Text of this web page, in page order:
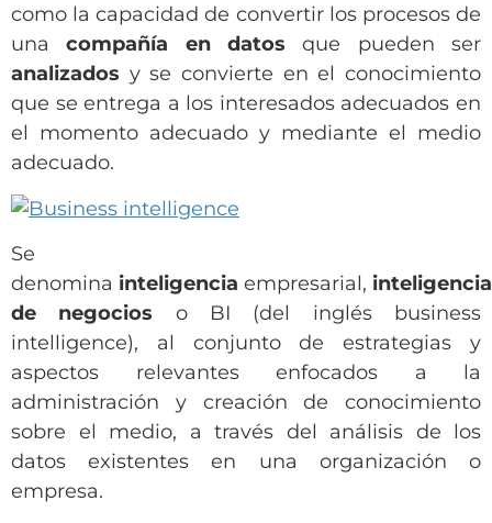
como la capacidad de convertir los procesos de
unacompañía en datos que pueden ser
analizados y se convierte en el conocimiento
que se entrega a los interesados ​​adecuados en
el momento adecuado y mediante el medio
adecuado.
Se
denomina inteligencia empresarial, inteligencia
de negocios o BI (del inglés business
intelligence), al conjunto de estrategias y
aspectos relevantes enfocados a la
administración y creación de conocimiento
sobre el medio, a través del análisis de los
datos existentes en una organización o
empresa.